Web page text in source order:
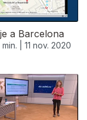
a Barcelona
| 11 nov. 2020